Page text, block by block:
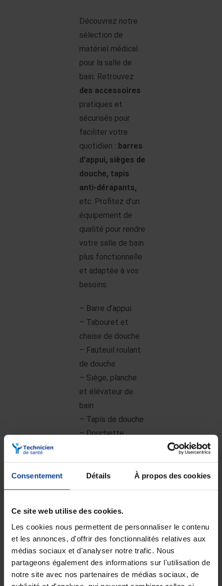
Consentement Détails À propos des cookies
Ce site web utilise des cookies.
Les cookies nous permettent de personnaliser le contenu
et les annonces, d'offrir des fonctionnalités relatives aux
médias sociaux et d'analyser notre trafic. Nous
partageons également des informations sur l'utilisation de
notre site avec nos partenaires de médias sociaux, de
Découvrez notre
sélection de
matériel médical
pour la salle de
bain. Retrouvez
des accessoires
pratiques et
sécurisés pour
faciliter votre
quotidien : barres
d’appui, sièges de
douche, tapis
anti-dérapants,
etc. Profitez d’un
équipement de
qualité pour rendre
votre salle de bain
plus fonctionnelle
et adaptée à vos
besoins.
– Barre d’appui
– Tabouret et
chaise de douche
– Fauteuil roulant
de douche
– Siège, planche
et élévateur de
bain
– Tapis de douche
– Douchette
brosse à long
manche
– Rehausse WC,
cadre de toilette
Fauteuils
releveurs